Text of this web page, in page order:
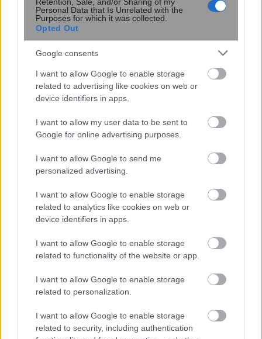
Personal Data that Is Unrelated with the
Purposes for which it was collected.
Opted Out
Google consents
I want to allow Google to enable storage
related to advertising like cookies on web or
device identifiers in apps.
I want to allow my user data to be sent to
Google for online advertising purposes.
I want to allow Google to send me
personalized advertising.
I want to allow Google to enable storage
related to analytics like cookies on web or
device identifiers in apps.
I want to allow Google to enable storage
related to functionality of the website or app.
I want to allow Google to enable storage
related to personalization.
I want to allow Google to enable storage
related to security, including authentication
ΙΣΑ: Αναστολή της υποχρεωτικής
εξετάσεων στο Ψηφιακό Αποθετήριο
ασφαλείας της βιολογίας του Claude
Fable 5 για τη μείωση των ψευδών